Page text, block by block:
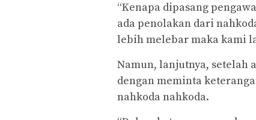
“Kenapa dipasang
ada penolakan dari
lebih melebar maka kami
Namun, lanjutnya, setelah
dengan meminta
nahkoda nahkoda.